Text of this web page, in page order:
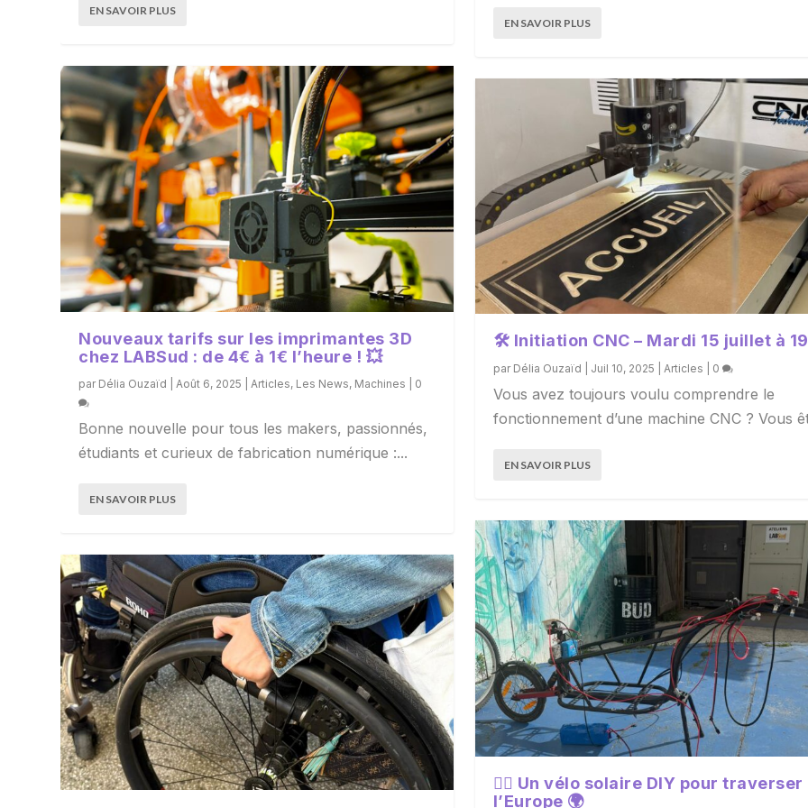
EN SAVOIR PLUS
Nouveaux tarifs sur les imprimantes 3D
chez LABSud : de 4€ à 1€ l’heure ! 💥
par Délia Ouzaïd |Août 6, 2025 |Articles, Les News, Machines 0
Bonne nouvelle pour tous les makers, passionnés,
étudiants et curieux de fabrication numérique :...
EN SAVOIR PLUS
EN SAVOIR PLUS
🛠 Initiation CNC – Mardi 15 juillet à
par Délia Ouzaïd Juil 10, 2025 Articles 0
Vous avez toujours voulu comprendre le
fonctionnement d’une machine CNC ? Vous
EN SAVOIR PLUS
🚴‍♂ Un vélo solaire DIY pour traverser
l’Europe 🌍